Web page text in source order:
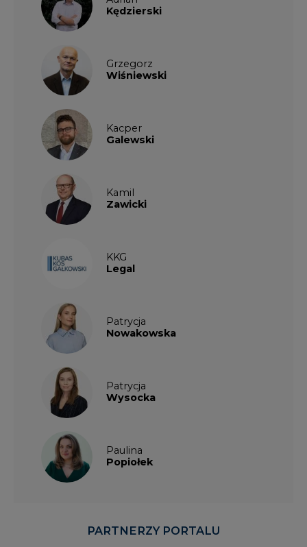
Grzegorz
Wiśniewski
Kacper
Kamil
KKG
Patrycja
Nowakowska
Patrycja
Paulina
Popiołek
PARTNERZY PORTALU